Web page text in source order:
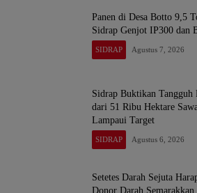
Panen di Desa Botto 9,5
Sidrap Genjot IP300 dan
SIDRAP Agustus 7, 2026
Sidrap Buktikan
dari 51 Ribu Hektare
Lampaui Target
SIDRAP Agustus 6, 2026
Setetes Darah Sejuta
Donor Darah